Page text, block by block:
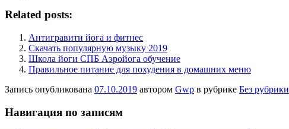
Related posts:
Антигравити йога и фитнес
Скачать популярную музыку 2019
Школа йоги СПБ Аэройога обучение
Правильное питание для похудения в домашних меню
Запись опубликована 07.10.2019 автором Gwp в рубрике Без рубрики
Навигация по записям